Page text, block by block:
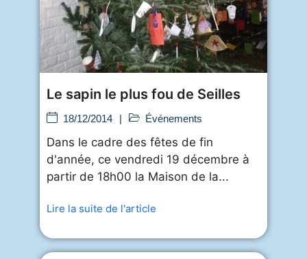
Le sapin le plus fou de Seilles
18/12/2014 | Événements
Dans le cadre des fêtes de fin
d'année, ce vendredi 19 décembre à
partir de 18h00 la Maison de la...
Lire la suite de l'article